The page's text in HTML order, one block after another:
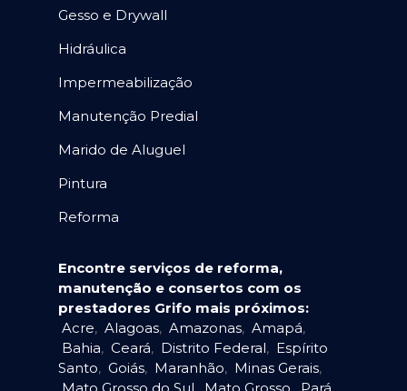
Gesso e Drywall
Hidráulica
Impermeabilização
Manutenção Predial
Marido de Aluguel
Pintura
Reforma
Encontre serviços de reforma,
manutenção e consertos com os
prestadores Grifo mais próximos:
Acre, Alagoas, Amazonas, Amapá,
Bahia, Ceará, Distrito Federal, Espírito
Santo, Goiás, Maranhão, Minas Gerais,
Mato Grosso do Sul, Mato Grosso, Pará,